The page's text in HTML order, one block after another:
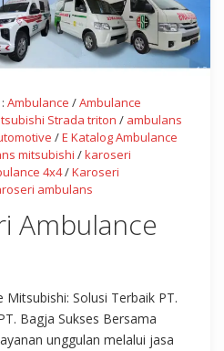
: Ambulance /Ambulance
Strada triton / ambulans
/E Katalog Ambulance
mitsubishi /karoseri
4x4/Karoseri
ambulans
Ambulance
Mitsubishi: Solusi Terbaik PT.
Bagja Sukses Bersama
unggulan melalui jasa